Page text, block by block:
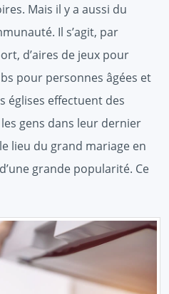
Mais il y a aussi du
Il s’agit, par
d’aires de jeux pour
pour personnes âgées et
églises effectuent des
gens dans leur dernier
lieu du grand mariage en
grande popularité. Ce